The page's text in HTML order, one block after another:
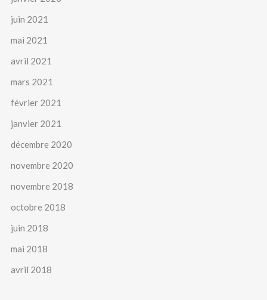
juin 2021
mai 2021
avril 2021
mars 2021
février 2021
janvier 2021
décembre 2020
novembre 2020
novembre 2018
octobre 2018
juin 2018
mai 2018
avril 2018